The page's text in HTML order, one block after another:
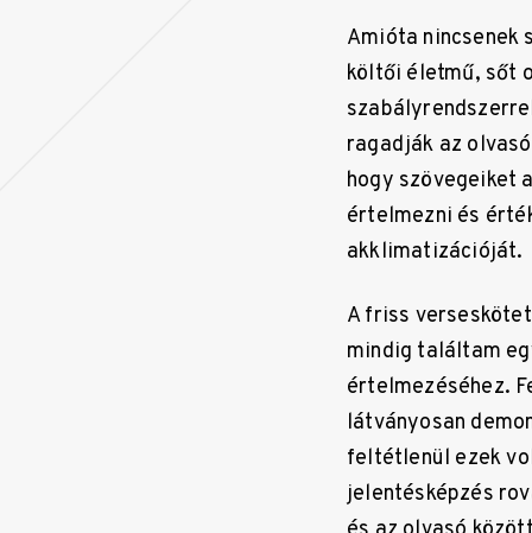
Amióta nincsenek
költői életmű, sőt
ragadják az
hogy szövegeiket
értelmezni és
akklimatizációját.
A friss
mindig találtam
értelmezéséhez.
látványosan
feltétlenül ezek
jelentésképzés